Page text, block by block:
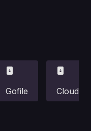
Gofile Cloud